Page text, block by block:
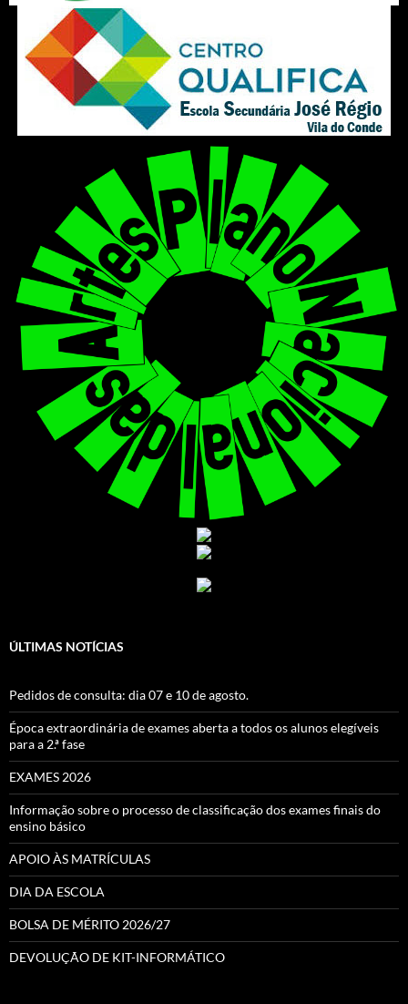
ÚLTIMAS NOTÍCIAS
Pedidos de consulta: dia 07 e 10 de agosto.
Época extraordinária de exames aberta a todos os alunos elegíveis
para a 2.ª fase
EXAMES 2026
Informação sobre o processo de classificação dos exames finais do
ensino básico
APOIO ÀS MATRÍCULAS
DIA DA ESCOLA
BOLSA DE MÉRITO 2026/27
DEVOLUÇÃO DE KIT-INFORMÁTICO